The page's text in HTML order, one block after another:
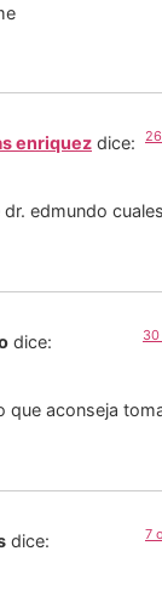
enriquez dice:
edmundo
dice: 30
que aconseja
dice: 7